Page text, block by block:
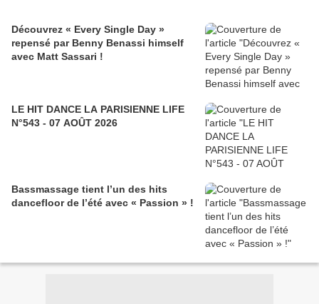
Découvrez « Every Single Day »
repensé par Benny Benassi himself
avec Matt Sassari !
LE HIT DANCE LA PARISIENNE LIFE
N°543 - 07 AOÛT 2026
Bassmassage tient l’un des hits
dancefloor de l’été avec « Passion » !